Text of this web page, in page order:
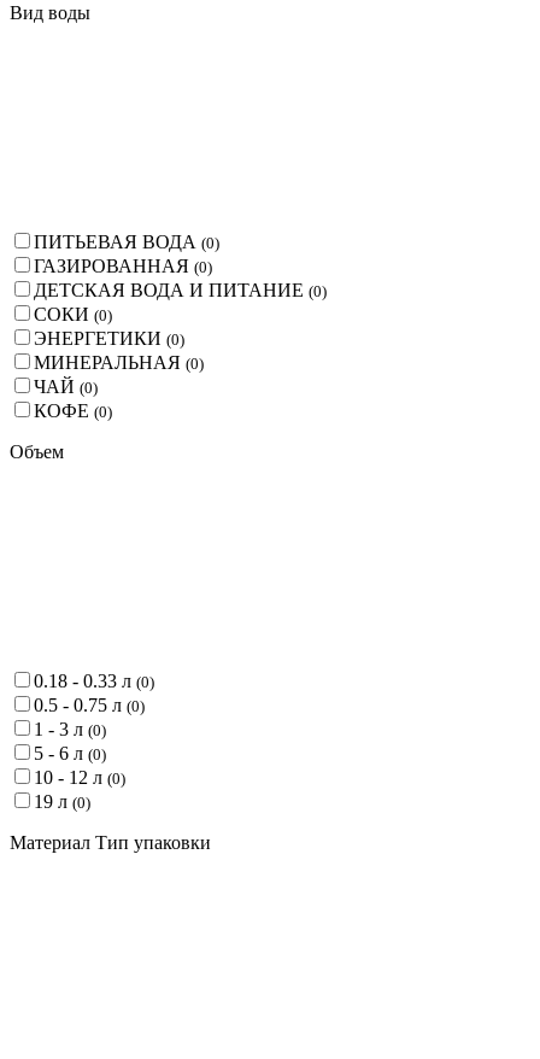
Вид воды
ПИТЬЕВАЯ ВОДА (0)
ГАЗИРОВАННАЯ (0)
ДЕТСКАЯ ВОДА И ПИТАНИЕ (0)
СОКИ (0)
ЭНЕРГЕТИКИ (0)
МИНЕРАЛЬНАЯ (0)
ЧАЙ (0)
КОФЕ (0)
Объем
0.18 - 0.33 л (0)
0.5 - 0.75 л (0)
1 - 3 л (0)
5 - 6 л (0)
10 - 12 л (0)
19 л (0)
Материал Тип упаковки